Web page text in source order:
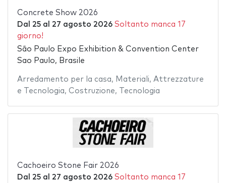
Concrete Show 2026
Dal 25al 27 agosto 2026 Soltanto manca 17
giorno!
São Paulo Expo Exhibition & Convention Center
Sao Paulo, Brasile
Arredamento per la casa, Materiali, Attrezzature
e Tecnologia, Costruzione, Tecnologia
Cachoeiro Stone Fair 2026
Dal 25al 27 agosto 2026 Soltanto manca 17